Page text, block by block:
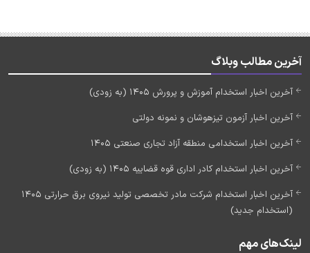
آخرین مطالب وبلاگ
آخرین اخبار استخدام آموزش و پرورش 1405 (به زودی)
آخرین اخبار آزمون تیزهوشان و نمونه دولتی
آخرین اخبار استخدامی منطقه آزاد تجاری صنعتی 1405
آخرین اخبار استخدام کادر اداری قوه قضاییه 1405 (به زودی)
آخرین اخبار استخدام شرکت مادر تخصصی تولید نیروی برق حرارتی 1405
(استخدام جدید)
لینک‌های مهم